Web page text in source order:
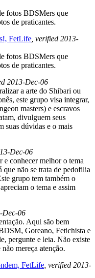
fotos BDSMers que
de praticantes.
FetLife , verified 2013-
fotos BDSMers que
de praticantes.
2013-Dec-06
a arte do Shibari ou
este grupo visa integrar,
masters) e escravos
divulguem seus
suas dúvidas e o mais
Dec-06
conhecer melhor o tema
não se trata de pedofilia
grupo tem também o
o tema e assim
Dec-06
Aqui são bem
Goreano, Fetichista e
pergunte e leia. Não existe
mereça atenção.
FetLife , verified 2013-